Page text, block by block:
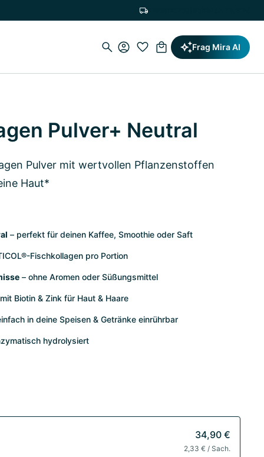
Frag Mira AI
Pulver+ Neutral
Pulver mit wertvollen Pflanzenstoffen
Haut*
– perfekt für deinen Kaffee, Smoothie oder Saft
Fischkollagen pro Portion
– ohne Aromen oder Süßungsmittel
Biotin & Zink für Haut & Haare
in deine Speisen & Getränke einrührbar
hydrolysiert
34,90 €
2,33 € / Sach.